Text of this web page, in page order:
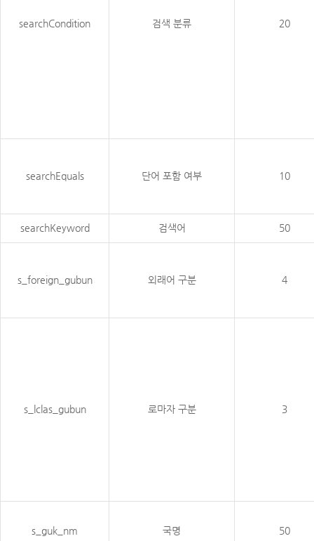
searchCondition 검색 분류 20
searchEquals 단어 포함 여부 10
searchKeyword 검색어 50
s_foreign_gubun 외래어 구분 4
s_lclas_gubun 로마자 구분 3
s_guk_nm 국명 50